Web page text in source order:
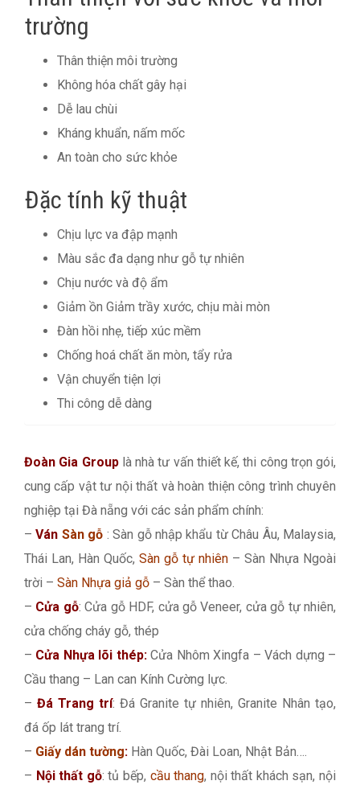
trường
Thân thiện môi trường
Không hóa chất gây hại
Dễ lau chùi
Kháng khuẩn, nấm mốc
An toàn cho sức khỏe
Đặc tính kỹ thuật
Chịu lực va đập mạnh
Màu sắc đa dạng như gỗ tự nhiên
Chịu nước và độ ẩm
Giảm ồn Giảm trầy xước, chịu mài mòn
Đàn hồi nhẹ, tiếp xúc mềm
Chống hoá chất ăn mòn, tẩy rửa
Vận chuyển tiện lợi
Thi công dễ dàng
Đoàn Gia Grouplà nhà tư vấn thiết kế, thi công trọn gói,
cung cấp vật tư nội thất và hoàn thiện công trình chuyên
nghiệp tại Đà nẵng với các sản phẩm chính:
–Ván Sàn gỗ : Sàn gỗ nhập khẩu từ Châu Âu, Malaysia,
Thái Lan, Hàn Quốc, Sàn gỗ tự nhiên – Sàn Nhựa Ngoài
trời – Sàn Nhựa giả gỗ – Sàn thể thao.
– Cửa gỗ: Cửa gỗ HDF, cửa gỗ Veneer, cửa gỗ tự nhiên,
cửa chống cháy gỗ, thép
– Cửa Nhựa lõi thép:Cửa Nhôm Xingfa – Vách dựng –
Cầu thang – Lan can Kính Cường lực.
– Đá Trang trí: Đá Granite tự nhiên, Granite Nhân tạo,
đá ốp lát trang trí.
– Giấy dán tường: Hàn Quốc, Đài Loan, Nhật Bản….
– Nội thất gỗ: tủ bếp, cầu thang, nội thất khách sạn, nội